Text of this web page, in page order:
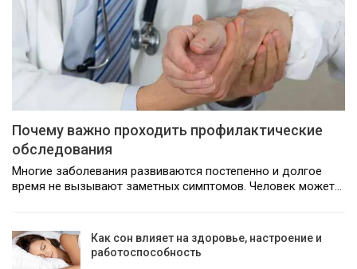
Почему важно проходить профилактические
обследования
Многие заболевания развиваются постепенно и долгое
время не вызывают заметных симптомов. Человек может…
Как сон влияет на здоровье, настроение и
работоспособность